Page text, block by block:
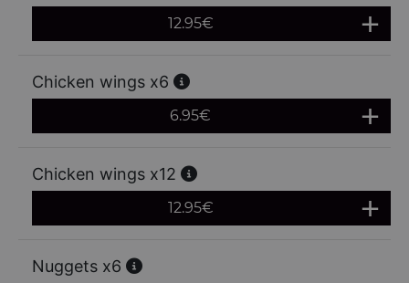
12.95€
Chicken wings x6
6.95€
Chicken wings x12
12.95€
Nuggets x6